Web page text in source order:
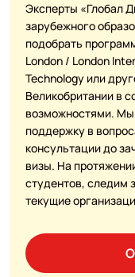
Эксперты «Глобал
зарубежного
подобрать
London / London
Technology или
Великобритании в
возможностями.
поддержку в
консультации до
визы. На
студентов, следим
текущие